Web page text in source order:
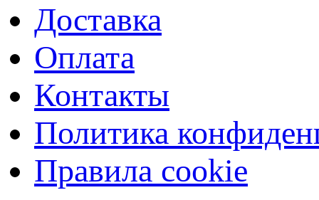
Доставка
Оплата
Контакты
Политика
Правила cookie